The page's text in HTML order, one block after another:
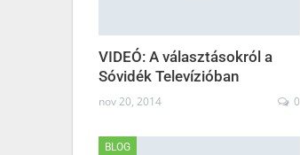
VIDEÓ: A választásokról a
Sóvidék Televízióban
nov 20, 2014 0
BLOG